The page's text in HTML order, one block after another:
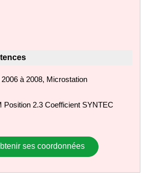
à 2008, Microstation
Position 2.3 Coefficient SYNTEC
ses coordonnées